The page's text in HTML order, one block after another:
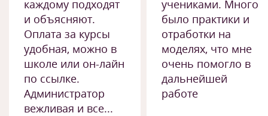
каждому подходят
и объясняют.
Оплата за курсы
удобная, можно в
школе или он-лайн
по ссылке.
Администратор
вежливая и все...
учениками. Много
было практики и
отработки на
моделях, что мне
очень помогло в
дальнейшей
работе